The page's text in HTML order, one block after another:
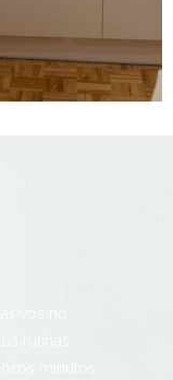
no
rutinas
minutos